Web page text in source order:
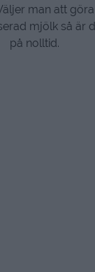
man att
mjölk så är
på nolltid.